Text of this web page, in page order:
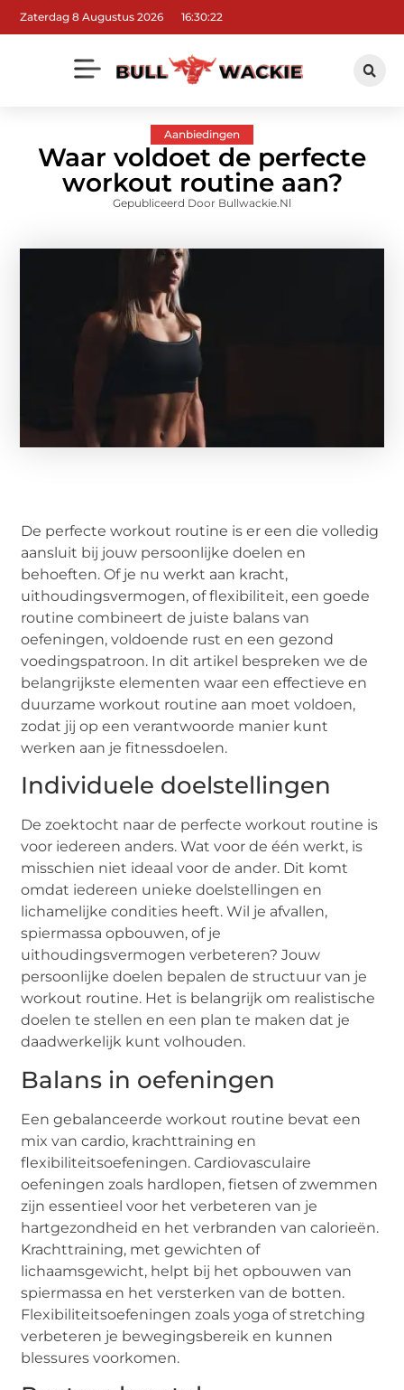
Zaterdag 8 Augustus 2026 16:30:24
Aanbiedingen
Waar voldoet de perfecte
workout routine aan?
Gepubliceerd Door Bullwackie.nl
De perfecte workout routine is er een die volledig
aansluit bij jouw persoonlijke doelen en
behoeften. Of je nu werkt aan kracht,
uithoudingsvermogen, of flexibiliteit, een goede
routine combineert de juiste balans van
oefeningen, voldoende rust en een gezond
voedingspatroon. In dit artikel bespreken we de
belangrijkste elementen waar een effectieve en
duurzame workout routine aan moet voldoen,
zodat jij op een verantwoorde manier kunt
werken aan je fitnessdoelen.
Individuele doelstellingen
De zoektocht naar de perfecte workout routine is
voor iedereen anders. Wat voor de één werkt, is
misschien niet ideaal voor de ander. Dit komt
omdat iedereen unieke doelstellingen en
lichamelijke condities heeft. Wil je afvallen,
spiermassa opbouwen, of je
uithoudingsvermogen verbeteren? Jouw
persoonlijke doelen bepalen de structuur van je
workout routine. Het is belangrijk om realistische
doelen te stellen en een plan te maken dat je
daadwerkelijk kunt volhouden.
Balans in oefeningen
Een gebalanceerde workout routine bevat een
mix van cardio, krachttraining en
flexibiliteitsoefeningen. Cardiovasculaire
oefeningen zoals hardlopen, fietsen of zwemmen
zijn essentieel voor het verbeteren van je
hartgezondheid en het verbranden van calorieën.
Krachttraining, met gewichten of
lichaamsgewicht, helpt bij het opbouwen van
spiermassa en het versterken van de botten.
Flexibiliteitsoefeningen zoals yoga of stretching
verbeteren je bewegingsbereik en kunnen
blessures voorkomen.